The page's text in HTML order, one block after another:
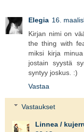
Elegia 16.
Kirjan nimi on
the thing with
miksi kirja
jostain syystä
syntyy joskus. :)
Vastaa
Vastaukset
Linnea /